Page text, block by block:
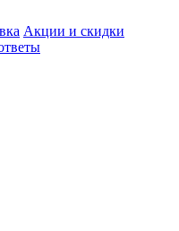
Акции и скидки